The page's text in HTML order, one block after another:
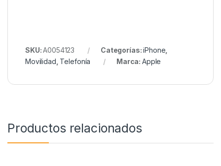
SKU:A0054123 Categorías:iPhone
Movilidad Telefonía Marca: Apple
Productos relacionados